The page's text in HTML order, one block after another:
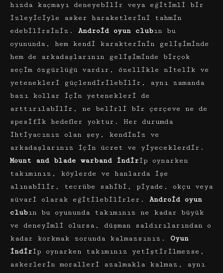
hızda kaçmayı deneyebilir veya eğitimli bir
izleyiciyle asker haraketlerini tahmin
edebilirsiniz.
Android oyun clubın bu
oyununda, hem kendi karakterinin gelişiminde
hem de arkadaşlarının gelişiminde birçok
seçim özgürlüğü vardır, özellikle nitelik ve
yetenekleri güçlendirilebilir, aynı zamanda
bazı kollar için yetenekleri de
arttırılabilir, ne belirli bir çerçeve ne de
spesifik hedefler yoktur. Her durumda
ihtiyacınız olan şey, kendiniz ve
arkadaşlarınız için ücret ve yiyeceklerdir.
Mount and blade warband
indirip oynarken
takımınız, köylerde ve hanlarda işe
alınabilir, tecrübe sahibi, piyade, okçu veya
süvari olarak eğitilebilirler.
Android oyun
clubın bu oyununda takımınız ne kadar büyük
ve deneyimli olursa, düşman saldırılarından o
kadar korkmak zorunda kalmazsınız.
Oyun
indirip oynarken takımınız yetiştirilmezse,
askerlerin moralleri azalmakla kalmaz, aynı